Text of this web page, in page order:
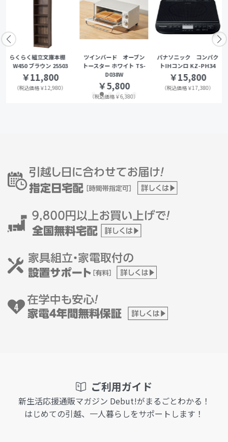
らくらく組立文庫本棚
W450 ブラウン 25503
￥11,800
（税込価格￥12,980）
ツインバード オーブン
トースター ホワイト TS-
D038W
￥5,800
（税込価格￥6,380）
パナソニック コンパク
トIHコンロ KZ-PH34
￥15,800
（税込価格￥17,380）
ご利用ガイド
新生活応援通販マガジン Debut!がまるごとわかる！
はじめての引越、一人暮らしをサポートします！